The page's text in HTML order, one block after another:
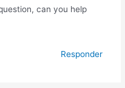
can you help
Responder